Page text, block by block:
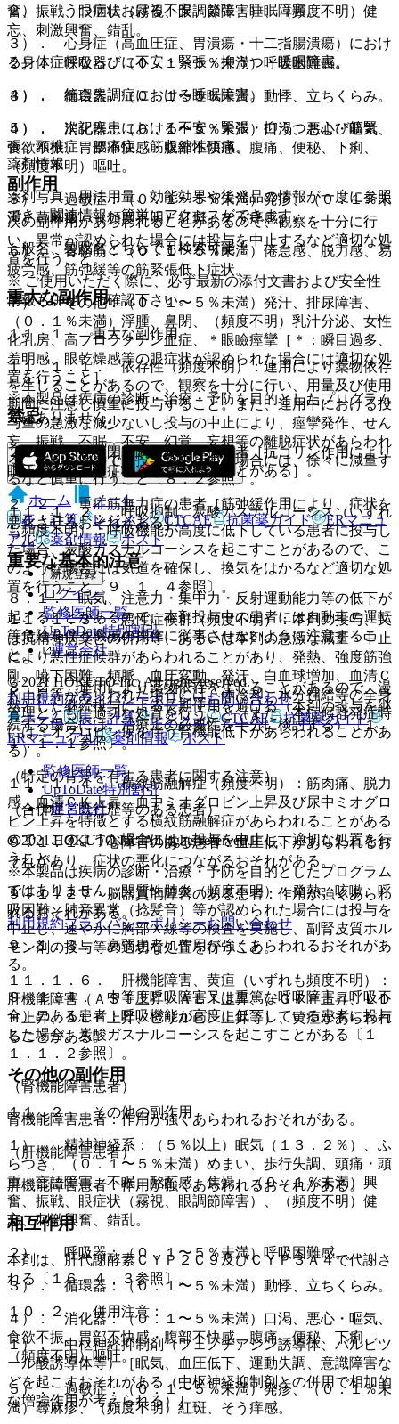
奮、振戦、眼症状（霧視、眼調節障害）、（頻度不明）健
忘、刺激興奮、錯乱。
２）． 呼吸器：（０．１〜５％未満）呼吸困難感。
３）． 循環器：（０．１〜５％未満）動悸、立ちくらみ。
４）． 消化器：（０．１〜５％未満）口渇、悪心・嘔気、
食欲不振、胃部不快感・腹部不快感、腹痛、便秘、下痢、
（頻度不明）嘔吐。
５）． 過敏症：（０．１〜５％未満）発疹、（０．１％未
満）蕁麻疹、（頻度不明）紅斑、そう痒感。
６）． 骨格筋：（０．１〜５％未満）倦怠感、脱力感、易
疲労感、筋弛緩等の筋緊張低下症状。
７）． その他：（０．１〜５％未満）発汗、排尿障害、
（０．１％未満）浮腫、鼻閉、（頻度不明）乳汁分泌、女性
化乳房、高プロラクチン血症、＊眼瞼痙攣［＊：瞬目過多、
羞明感、眼乾燥感等の眼症状が認められた場合には適切な処
置を行うこと］。
禁忌
２．１． 急性閉塞隅角緑内障の患者［抗コリン作用により
眼圧が上昇し、症状を悪化させることがある］。
２．２． 重症筋無力症の患者［筋弛緩作用により、症状を
悪化させるおそれがある］。
重要な基本的注意
８．１． 眠気、注意力・集中力・反射運動能力等の低下が
起こることがあるので、本剤投与中の患者には自動車の運転
等危険を伴う機械の操作に従事させないように注意するこ
と。
８．２． 連用により薬物依存を生じることがあるので、漫
然とした継続投与による長期使用を避ける（本剤の投与を継
続する場合には、治療上の必要性を十分に検討する）〔１
１．１．１参照〕。
（特定の背景を有する患者に関する注意）
（合併症・既往歴等のある患者）
９．１．１． 心障害のある患者：血圧低下があらわれるお
それがあり、症状の悪化につながるおそれがある。
９．１．２． 脳器質的障害のある患者：作用が強くあらわ
れるおそれがある。
９．１．３． 衰弱患者：作用が強くあらわれるおそれがあ
る。
９．１．４． 中等度呼吸障害又は重篤な呼吸障害（呼吸不
全）のある患者：呼吸機能が高度に低下している患者に投与
した場合、炭酸ガスナルコーシスを起こすことがある〔１
１．１．２参照〕。
（腎機能障害患者）
腎機能障害患者：作用が強くあらわれるおそれがある。
（肝機能障害患者）
肝機能障害患者：作用が強くあらわれるおそれがある。
相互作用
本剤は、肝代謝酵素ＣＹＰ２Ｃ９及びＣＹＰ３Ａ４で代謝さ
れる〔１６．４．３参照〕。
１０．２． 併用注意：
１）． 中枢神経抑制剤（フェノチアジン誘導体、バルビツ
ール酸誘導体等）［眠気、血圧低下、運動失調、意識障害な
どを起こすおそれがある（中枢神経抑制剤との併用で相加的
な増強作用が考えられる）］。
２）． うつ病における不安・緊張・睡眠障害。
３）． 心身症（高血圧症、胃潰瘍・十二指腸潰瘍）におけ
る身体症候ならびに不安・緊張・抑うつ・睡眠障害。
４）． 統合失調症における睡眠障害。
５）． 次記疾患における不安・緊張・抑うつおよび筋緊
張：頸椎症、腰痛症、筋収縮性頭痛。
副作用
次の副作用があらわれることがあるので、観察を十分に行
い、異常が認められた場合には投与を中止するなど適切な処
置を行うこと。
重大な副作用
１１．１． 重大な副作用
１１．１．１． 依存性（頻度不明）：連用により薬物依存
を生じることがあるので、観察を十分に行い、用量及び使用
期間に注意し慎重に投与すること。また、連用中における投
与量の急激な減少ないし投与の中止により、痙攣発作、せん
妄、振戦、不眠、不安、幻覚、妄想等の離脱症状があらわれ
ることがあるので、投与を中止する場合には、徐々に減量す
るなど慎重に行うこと〔８．２参照〕。
１１．１．２． 呼吸抑制、炭酸ガスナルコーシス（いずれ
も頻度不明）：呼吸機能が高度に低下している患者に投与し
た場合、炭酸ガスナルコーシスを起こすことがあるので、こ
のような場合には気道を確保し、換気をはかるなど適切な処
置を行うこと〔９．１．４参照〕。
１１．１．３． 悪性症候群（頻度不明）：本剤の投与、又
は抗精神病薬との併用等、あるいは本剤の急激な減量・中止
により悪性症候群があらわれることがあり、発熱、強度筋強
剛、嚥下困難、頻脈、血圧変動、発汗、白血球増加、血清Ｃ
Ｋ上昇等があらわれた場合には、体冷却、水分補給等の全身
管理とともに適切な処置を行うこと（また、本症候群発症時
にはミオグロビン尿を伴う腎機能低下があらわれることがあ
る）。
１１．１．４． 横紋筋融解症（頻度不明）：筋肉痛、脱力
感、血清ＣＫ上昇、血中ミオグロビン上昇及び尿中ミオグロ
ビン上昇を特徴とする横紋筋融解症があらわれることがある
ので、このような場合には、投与を中止し、適切な処置を行
うこと。
１１．１．５． 間質性肺炎（頻度不明）：発熱、咳嗽、呼
吸困難、肺音異常（捻髪音）等が認められた場合には投与を
中止し、速やかに胸部Ｘ線等の検査を実施し、副腎皮質ホル
モン剤の投与等の適切な処置を行うこと。
１１．１．６． 肝機能障害、黄疸（いずれも頻度不明）：
肝機能障害（ＡＳＴ上昇、ＡＬＴ上昇、γ−ＧＴＰ上昇、ＬＤ
Ｈ上昇、ＡＬＰ上昇、ビリルビン上昇等）、黄疸があらわれ
ることがある。
その他の副作用
１１．２． その他の副作用
１）． 精神神経系：（５％以上）眠気（１３．２％）、ふ
らつき、（０．１〜５％未満）めまい、歩行失調、頭痛・頭
重、言語障害、不眠、酩酊感、焦燥、（０．１％未満）興
奮、振戦、眼症状（霧視、眼調節障害）、（頻度不明）健
忘、刺激興奮、錯乱。
２）． 呼吸器：（０．１〜５％未満）呼吸困難感。
３）． 循環器：（０．１〜５％未満）動悸、立ちくらみ。
４）． 消化器：（０．１〜５％未満）口渇、悪心・嘔気、
食欲不振、胃部不快感・腹部不快感、腹痛、便秘、下痢、
（頻度不明）嘔吐。
５）． 過敏症：（０．１〜５％未満）発疹、（０．１％未
満）蕁麻疹、（頻度不明）紅斑、そう痒感。
薬剤情報
薬剤写真、用法用量、効能効果や後発品の情報が一度に参照
でき、関連情報へ簡単にアクセスができます。
一般名、製品名どちらでも検索可能！
※ ご使用いただく際に、必ず最新の添付文書および安全性
情報も併せてご確認下さい。
※本製品は疾病の診断・治療・予防を目的としたプログラム
ではありません。
ホーム
ノート
表・計算
レジメン CTCAE 抗菌薬ガイド
ERマニュ
アル
薬剤情報 ポスト
新規登録
ログイン
監修医師一覧
UpToDate特別割引
運営会社
© 2021 HOKUTO Inc. All rights reserved.
利用規約プライバシーポリシーお問い合わせ
ホーム
表・計算 レジメン CTCAE
抗菌薬ガイド
ERマニュアル
薬剤情報 ポスト
監修医師一覧
UpToDate特別割引
運営会社
© 2021 HOKUTO Inc. All rights reserved.
※本製品は疾病の診断・治療・予防を目的としたプログラム
ではありません。
利用規約プライバシーポリシーお問い合わせ